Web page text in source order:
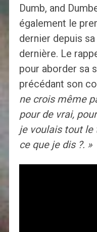
Dumb, and
également le
dernier depuis
dernière. Le
pour aborder sa
précédant son
ne crois même
pour de vrai,
je voulais tout le
ce que je dis ?. »